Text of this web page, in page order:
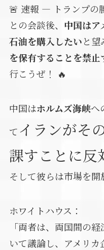
🚨 速報 — トランプの
との会談後、 中国はア
石油を購入したいと望
を保有することを禁
行こうぜ！ 🔥
中国はホルムズ海峡へ
てイランがそ
課すことに反
そして彼らは市場を
ホワイトハウス：
「両者は、両国間の
いて議論し、アメリ